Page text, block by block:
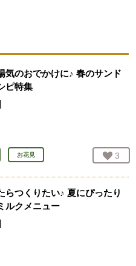
気のおでかけに♪ 春のサンド
ピ特集
お花見 お気
3
らつくりたい♪ 夏にぴったり
ルクメニュー